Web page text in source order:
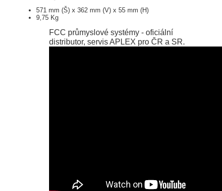
571 mm (Š) x 362 mm (V) x 55 mm (H)
9,75 Kg
FCC průmyslové systémy - oficiální
distributor, servis APLEX pro ČR a SR.